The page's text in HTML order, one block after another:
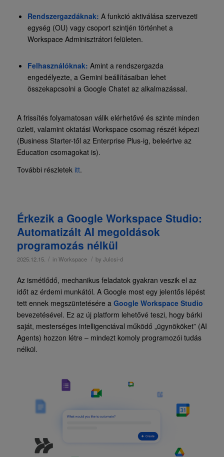
Rendszergazdáknak: A funkció aktiválása szervezeti
egység (OU) vagy csoport szintjén történhet a
Workspace Adminisztrátori felületen.
Felhasználóknak: Amint a rendszergazda
engedélyezte, a Gemini beállításaiban lehet
összekapcsolni a Google Chatet az alkalmazással.
A frissítés folyamatosan válik elérhetővé és szinte minden
üzleti, valamint oktatási Workspace csomag részét képezi
(Business Starter-től az Enterprise Plus-ig, beleértve az
Education csomagokat is).
További részletek itt.
Érkezik a Google Workspace Studio:
Automatizált AI megoldások
programozás nélkül
2025.12.15. / inWorkspace / by Julcsi-d
Az ismétlődő, mechanikus feladatok gyakran veszik el az
időt az érdemi munkától. A Google most egy jelentős lépést
tett ennek megszüntetésére a Google Workspace Studio
bevezetésével. Ez az új platform lehetővé teszi, hogy bárki
saját, mesterséges intelligenciával működő „ügynököket” (AI
Agents) hozzon létre – mindezt komoly programozói tudás
nélkül.